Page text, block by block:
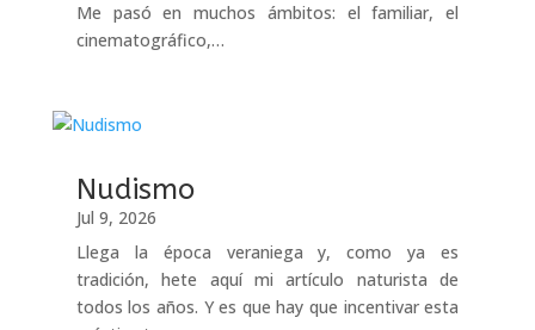
Me pasó en muchos ámbitos: el familiar, el
cinematográfico,…
Nudismo
Jul 9, 2026
Llega la época veraniega y, como ya es
tradición, hete aquí mi artículo naturista de
todos los años. Y es que hay que incentivar esta